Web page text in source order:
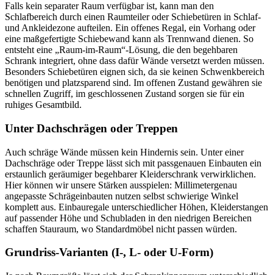
Falls kein separater Raum verfügbar ist, kann man den
Schlafbereich durch einen Raumteiler oder Schiebetüren in Schlaf-
und Ankleidezone aufteilen. Ein offenes Regal, ein Vorhang oder
eine maßgefertigte Schiebewand kann als Trennwand dienen. So
entsteht eine „Raum-im-Raum“-Lösung, die den begehbaren
Schrank integriert, ohne dass dafür Wände versetzt werden müssen.
Besonders Schiebetüren eignen sich, da sie keinen Schwenkbereich
benötigen und platzsparend sind. Im offenen Zustand gewähren sie
schnellen Zugriff, im geschlossenen Zustand sorgen sie für ein
ruhiges Gesamtbild.
Unter Dachschrägen oder Treppen
Auch schräge Wände müssen kein Hindernis sein. Unter einer
Dachschräge oder Treppe lässt sich mit passgenauen Einbauten ein
erstaunlich geräumiger begehbarer Kleiderschrank verwirklichen.
Hier können wir unsere Stärken ausspielen: Millimetergenau
angepasste Schrägeinbauten nutzen selbst schwierige Winkel
komplett aus. Einbauregale unterschiedlicher Höhen, Kleiderstangen
auf passender Höhe und Schubladen in den niedrigen Bereichen
schaffen Stauraum, wo Standardmöbel nicht passen würden.
Grundriss-Varianten (I-, L- oder U-Form)